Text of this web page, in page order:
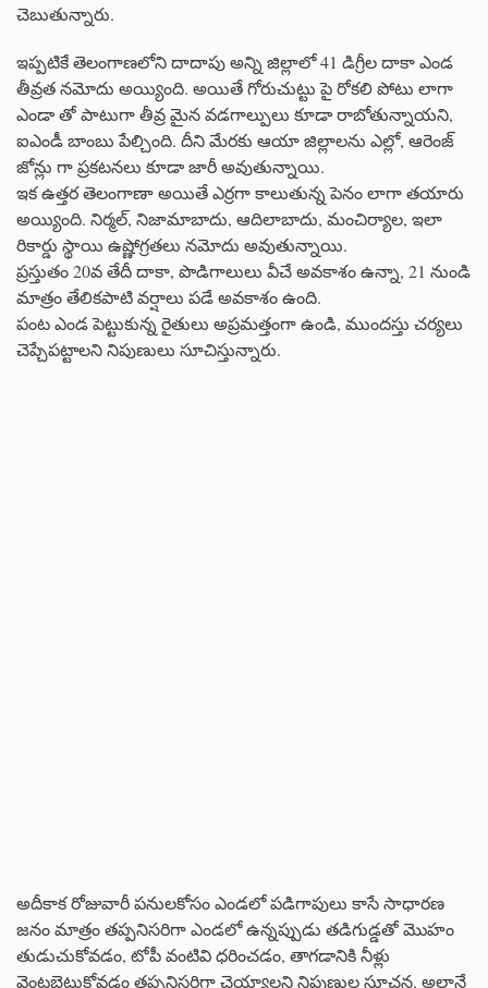
చెబుతున్నారు.
ఇప్పటికే తెలంగాణలోని దాదాపు అన్ని జిల్లాలో 41 డిగ్రీల దాకా ఎండ
తీవ్రత నమోదు అయ్యింది. అయితే గోరుచుట్టు పై రోకలి పోటు లాగా
ఎండా తో పాటుగా తీవ్ర మైన వడగాల్పులు కూడా రాబోతున్నాయని,
ఐఎండీ బాంబు పేల్చింది. దీని మేరకు ఆయా జిల్లాలను ఎల్లో, ఆరెంజ్
జోన్లు గా ప్రకటనలు కూడా జారీ అవుతున్నాయి.
ఇక ఉత్తర తెలంగాణా అయితే ఎర్రగా కాలుతున్న పెనం లాగా తయారు
అయ్యింది. నిర్మల్, నిజామాబాదు, ఆదిలాబాదు, మంచిర్యాల, ఇలా
రికార్డు స్థాయి ఉష్ణోగ్రతలు నమోదు అవుతున్నాయి.
ప్రస్తుతం 20వ తేదీ దాకా, పొడిగాలులు వీచే అవకాశం ఉన్నా, 21 నుండి
మాత్రం తేలికపాటి వర్షాలు పడే అవకాశం ఉంది.
పంట ఎండ పెట్టుకున్న రైతులు అప్రమత్తంగా ఉండి, ముందస్తు చర్యలు
చెప్చేపట్టాలని నిపుణులు సూచిస్తున్నారు.
అదీకాక రోజువారీ పనులకోసం ఎండలో పడిగాపులు కాసే సాధారణ
జనం మాత్రం తప్పనిసరిగా ఎండలో ఉన్నప్పుడు తడిగుడ్డతో మొహం
తుడుచుకోవడం, టోపీ వంటివి ధరించడం, తాగడానికి నీళ్లు
వెంటబెట్టుకోవడం తప్పనిసరిగా చెయ్యాలని నిపుణుల సూచన. అలానే